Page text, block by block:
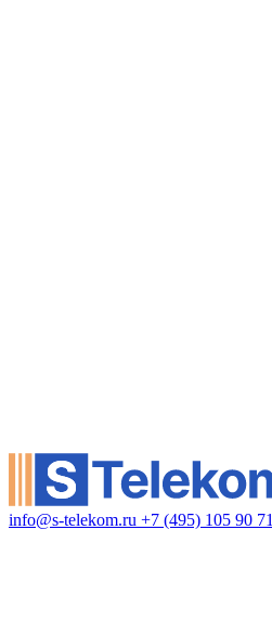
info@s-telekom.ru +7 (495) 105 90 71